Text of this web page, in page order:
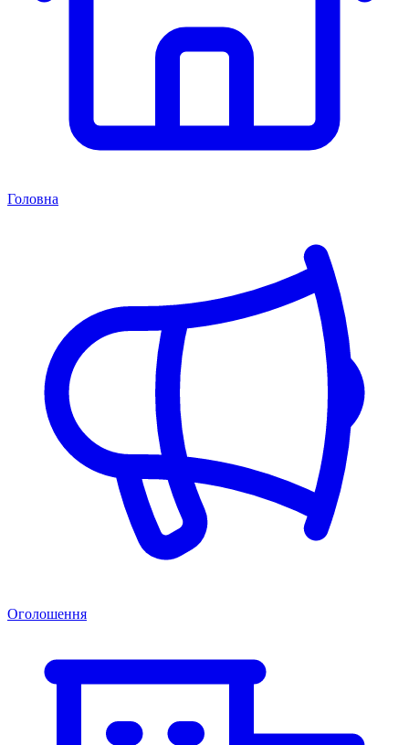
Головна
Оголошення